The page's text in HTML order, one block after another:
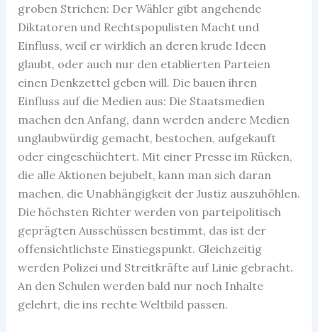
groben Strichen: Der Wähler gibt angehende
Diktatoren und Rechtspopulisten Macht und
Einfluss, weil er wirklich an deren krude Ideen
glaubt, oder auch nur den etablierten Parteien
einen Denkzettel geben will. Die bauen ihren
Einfluss auf die Medien aus: Die Staatsmedien
machen den Anfang, dann werden andere Medien
unglaubwürdig gemacht, bestochen, aufgekauft
oder eingeschüchtert. Mit einer Presse im Rücken,
die alle Aktionen bejubelt, kann man sich daran
machen, die Unabhängigkeit der Justiz auszuhöhlen.
Die höchsten Richter werden von parteipolitisch
geprägten Ausschüssen bestimmt, das ist der
offensichtlichste Einstiegspunkt. Gleichzeitig
werden Polizei und Streitkräfte auf Linie gebracht.
An den Schulen werden bald nur noch Inhalte
gelehrt, die ins rechte Weltbild passen.